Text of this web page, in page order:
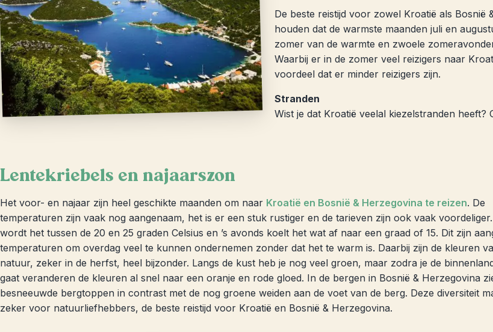
De beste reistijd voor zowel Kroatië als
houden dat de warmste maanden juli en
zomer van de warmte en zwoele
Waarbij er in de zomer veel reizigers naar
voordeel dat er minder reizigers zijn.
Stranden
Wist je dat Kroatië veelal kiezelstranden
Lentekriebels en najaarszon
Het voor- en najaar zijn heel geschikte maanden om naar Kroatië en Bosnië & Herzegovina te reizen. De
temperaturen zijn vaak nog aangenaam, het is er een stuk rustiger en de tarieven zijn ook vaak
wordt het tussen de 20 en 25 graden Celsius en ’s avonds koelt het wat af naar een graad of 15. Dit zijn
temperaturen om overdag veel te kunnen ondernemen zonder dat het te warm is. Daarbij zijn de kleuren
natuur, zeker in de herfst, heel bijzonder. Langs de kust heb je nog veel groen, maar zodra je de
gaat veranderen de kleuren al snel naar een oranje en rode gloed. In de bergen in Bosnië & Herzegovina
besneeuwde bergtoppen in contrast met de nog groene weiden aan de voet van de berg. Deze diversiteit
zeker voor natuurliefhebbers, de beste reistijd voor Kroatië en Bosnië & Herzegovina.